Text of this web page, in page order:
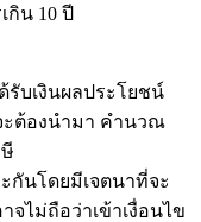
กิน 10 ปี
รับเงินผลประโยชน์
ะต้องนำมา คำนวณ
กันโดยมีเจตนาที่จะ
ไม่ถือว่าเข้าเงื่อนไข